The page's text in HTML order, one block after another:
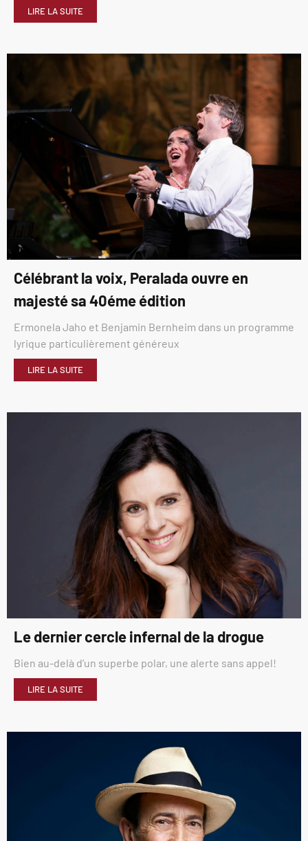
LIRE LA SUITE
Célébrant la voix, Peralada ouvre en
majesté sa 40éme édition
Ermonela Jaho et Benjamin Bernheim dans un programme
lyrique particulièrement généreux
LIRE LA SUITE
Le dernier cercle infernal de la drogue
Bien au-delà d’un superbe polar, une alerte sans appel!
LIRE LA SUITE